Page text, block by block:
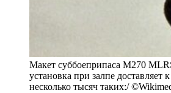
Макет суббоеприпаса M270
установка при залпе доставляет
несколько тысяч таких:/